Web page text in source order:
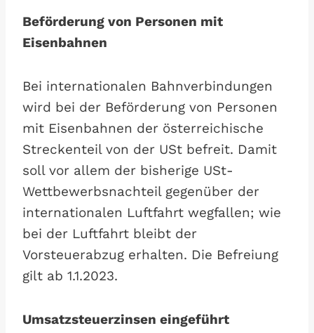
Beförderung von Personen mit
Eisenbahnen
Bei internationalen Bahnverbindungen
wird bei der Beförderung von Personen
mit Eisenbahnen der österreichische
Streckenteil von der USt befreit. Damit
soll vor allem der bisherige USt-
Wettbewerbsnachteil gegenüber der
internationalen Luftfahrt wegfallen; wie
bei der Luftfahrt bleibt der
Vorsteuerabzug erhalten. Die Befreiung
gilt ab 1.1.2023.
Umsatzsteuerzinsen eingeführt